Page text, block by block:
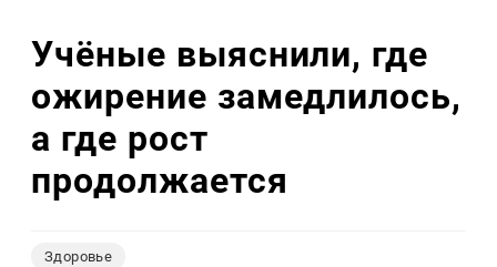
Учёные выяснили, где
ожирение замедлилось,
а где рост
продолжается
Здоровье